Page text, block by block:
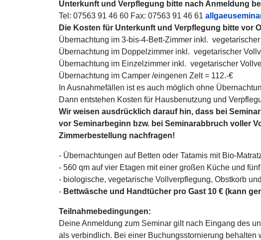
Unterkunft und Verpflegung bitte nach Anmeldung
Tel: 07563 91 46 60 Fax: 07563 91 46 61
Die Kosten für Unterkunft und Verpflegung bitte vor
Übernachtung im 3-bis-4-Bett-Zimmer inkl.
Übernachtung im Doppelzimmer inkl. vegetarischer
Übernachtung im Einzelzimmer inkl. vegetarischer
Übernachtung im Camper /eingenen Zelt = 112.-€
In Ausnahmefällen ist es auch möglich ohne
Dann entstehen Kosten für Hausbenutzung und
Wir weisen ausdrücklich darauf hin, dass bei
vor Seminarbeginn bzw. bei Seminarabbruch voller
Zimmerbestellung nachfragen!
- Übernachtungen auf Betten oder Tatamis mit Bio-
- 560 qm auf vier Etagen mit einer großen Küche und
- biologische, vegetarische Vollverpflegung, Obstkorb
- Bettwäsche und Handtücher pro Gast 10 € (kann
Teilnahmebedingungen:
Deine Anmeldung zum Seminar gilt nach Eingang des
als verbindlich. Bei einer Buchungsstornierung